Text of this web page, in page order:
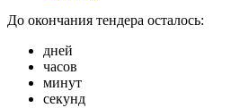
До окончания тендера осталось:
дней
часов
минут
секунд